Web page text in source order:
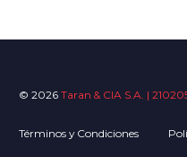
© 2026 Taran & CIA S.A. |
Términos y Condiciones